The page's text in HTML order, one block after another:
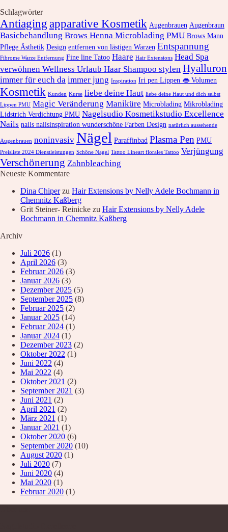
Schlagwörter
Antiagingapparative Kosmetik Augenbrauen Augenbraun
Basicbehandlung Brows Henna Microblading PMU Brows Mann
Pflege Ästhetik Design entfernen von lästigen Warzen Entspannung
Fibrome Warze Entfernung Fine line Tatoo Haare Hair Extensions Head Spa
verwöhnen Wellness Urlaub Haar Shampoo stylen Hyalluron
immer für euch da immer jung Inspiration Iri pen Lippen 👄 Volumen
Kosmetik Kunden Kurse liebe deine Haut liebe deine Haut und dich selbst
Lippen PMU Magic Veränderung Maniküre Microblading Mikroblading
Lidstrich Verdichtung PMU Nagelsudio Kosmetikstudio Excellence
Nails nails nailsinspiration wunderschöne Farben Design natürlich aussehende
Augenbrauen noninvasiv Nägel Paraffinbad Plasma Pen PMU
Preisliste 2024 Dienstleistungen Schöne Nagel Tattoo Lineart florales Tattoo Verjüngung
Verschönerung Zahnbleaching
Neueste Kommentare
Dina Chiperzu Hair Extensions by Nelly Adele Bochmann in
Chemnitz Kaßberg
Grit Steiner- Reinicke zu Hair Extensions by Nelly Adele
Bochmann in Chemnitz Kaßberg
Archiv
Juli 2026 (1)
April 2026 (3)
Februar 2026 (3)
Januar 2026 (3)
Dezember 2025 (5)
September 2025 (8)
Februar 2025 (2)
Januar 2025 (14)
Februar 2024 (1)
Januar 2024 (1)
Dezember 2023 (2)
Oktober 2022 (1)
Juni 2022 (4)
Mai 2022 (4)
Oktober 2021 (2)
September 2021 (3)
Juni 2021 (2)
April 2021 (2)
März 2021 (1)
Januar 2021 (1)
Oktober 2020 (6)
September 2020 (10)
August 2020 (1)
Juli 2020 (7)
Juni 2020 (4)
Mai 2020 (1)
Februar 2020 (1)